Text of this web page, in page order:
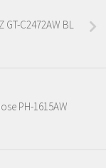
C2472AW BL
PH-1615AW